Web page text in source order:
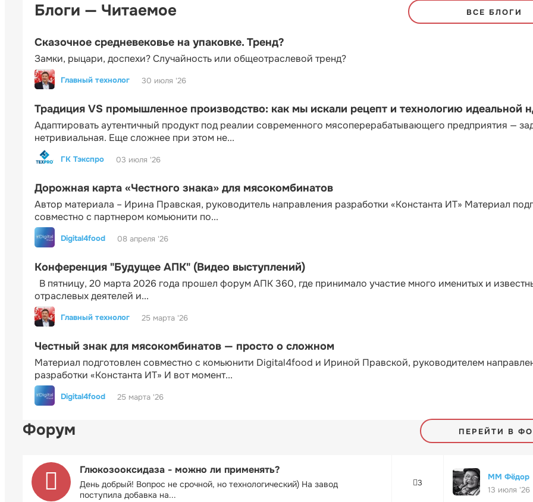
Блоги — Читаемое ВСЕ БЛОГИ
Сказочное средневековье на упаковке. Тренд?
Замки, рыцари, доспехи? Случайность или общеотраслевой тренд?
Главный технолог 30 июля '26
Традиция VS промышленное производство: как мы искали рецепт и технологию идеальной
Адаптировать аутентичный продукт под реалии современного мясоперерабатывающего предприятия —
нетривиальная. Еще сложнее при этом не...
ГК Тэкспро 03 июля '26
Дорожная карта «Честного знака» для мясокомбинатов
Автор материала – Ирина Правская, руководитель направления разработки «Константа ИТ» Материал
совместно с партнером комьюнити по...
Digital4food 08 апреля '26
Конференция "Будущее АПК" (Видео выступлений)
В пятницу, 20 марта 2026 года прошел форум АПК 360, где принимало участие много именитых и
отраслевых деятелей и...
Главный технолог 25 марта '26
Честный знак для мясокомбинатов — просто о сложном
Материал подготовлен совместно с комьюнити Digital4food и Ириной Правской, руководителем
разработки «Константа ИТ» И вот момент...
Digital4food 25 марта '26
Форум ПЕРЕЙТИ В
Глюкозооксидаза - можно ли применять?
День добрый! Вопрос не срочной, но технологический) На завод
поступила добавка на...
3
ММ Фёдор
13 июля '26